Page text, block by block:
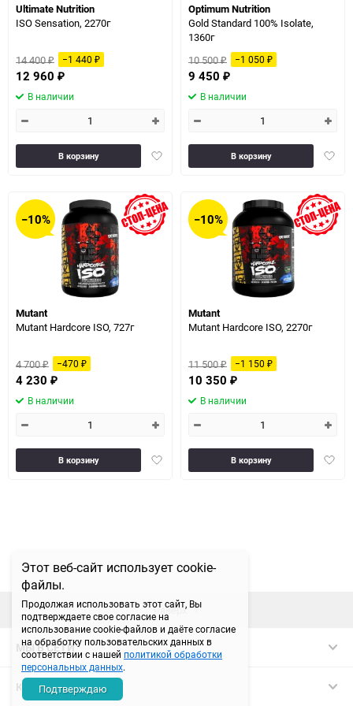
Этот веб-сайт использует cookie-
файлы.
Продолжая использовать этот сайт, Вы
подтверждаете свое согласие на
использование cookie-файлов и даёте согласие
на обработку пользовательских данных в
соответствии с нашей политикой обработки
персональных данных.
Подтверждаю
Ultimate Nutrition
ISO Sensation, 2270г
14 400₽ −1 440 ₽
12 960 ₽
В наличии
Добавить
В корзину
Optimum Nutrition
Gold Standard 100% Isolate,
1360г
10 500₽ −1 050 ₽
9 450 ₽
В наличии
В корзину
−10%
Mutant
Mutant Hardcore ISO, 727г
4 700₽ −470 ₽
4 230 ₽
В наличии
Добавить
В корзину
−10%
Mutant
Mutant Hardcore ISO, 2270г
11 500₽ −1 150 ₽
10 350 ₽
В наличии
В корзину
наверх
МЫ В СЕТИ
КОНТАКТЫ